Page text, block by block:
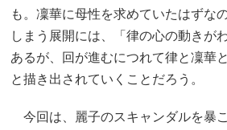
も。凜華に母性を求めていたはずな
しまう展開には、「律の心の動きが
あるが、回が進むにつれて律と凜華
と描き出されていくことだろう。
今回は、麗子のスキャンダルを暴